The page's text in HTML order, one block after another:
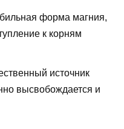
форма магния,
к корням
источник
высвобождается и